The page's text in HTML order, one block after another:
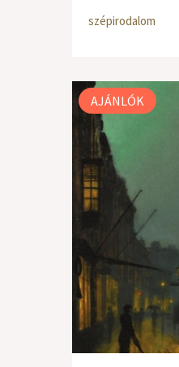
szépirodalom
AJÁNLÓK